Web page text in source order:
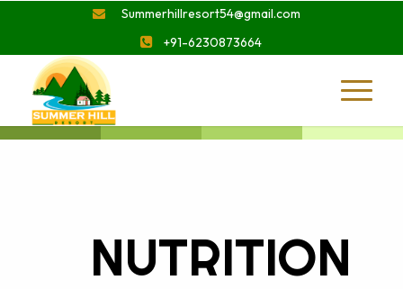
Summerhillresort54@gmail.com
+91-6230873664
NUTRITION